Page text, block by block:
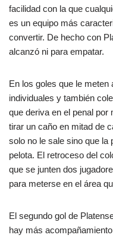
facilidad con la que
es un equipo más
convertir. De hecho con
alcanzó ni para empatar.
En los goles que le meten
individuales y también
que deriva en el penal por
tirar un caño en mitad de
solo no le sale sino que
pelota. El retroceso del
que se junten dos
para meterse en el área
El segundo gol de
hay más